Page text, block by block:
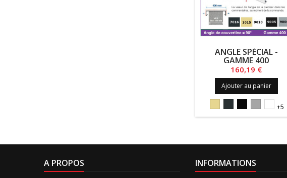
ANGLE SPÉCIAL -
GAMME 400
Prix
160,19 €
Ajouter au panier
9006PIEDRA
9010S
+5
A PROPOS INFORMATIONS